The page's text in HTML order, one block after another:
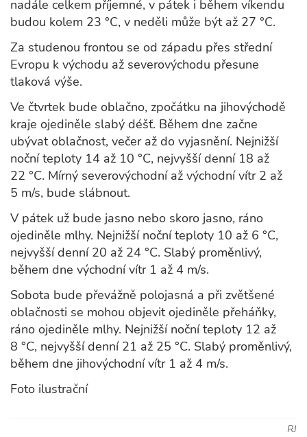
nadále celkem příjemné, v pátek i během víkendu
budou kolem 23 °C, v neděli může být až 27 °C.
Za studenou frontou se od západu přes střední
Evropu k východu až severovýchodu přesune
tlaková výše.
Ve čtvrtek bude oblačno, zpočátku na jihovýchodě
kraje ojediněle slabý déšť. Během dne začne
ubývat oblačnost, večer až do vyjasnění. Nejnižší
noční teploty 14 až 10 °C, nejvyšší denní 18 až
22 °C. Mírný severovýchodní až východní vítr 2 až
5 m/s, bude slábnout.
V pátek už bude jasno nebo skoro jasno, ráno
ojediněle mlhy. Nejnižší noční teploty 10 až 6 °C,
nejvyšší denní 20 až 24 °C. Slabý proměnlivý,
během dne východní vítr 1 až 4 m/s.
Sobota bude převážně polojasná a při zvětšené
oblačnosti se mohou objevit ojediněle přeháňky,
ráno ojediněle mlhy. Nejnižší noční teploty 12 až
8 °C, nejvyšší denní 21 až 25 °C. Slabý proměnlivý,
během dne jihovýchodní vítr 1 až 4 m/s.
Foto ilustrační
RJ